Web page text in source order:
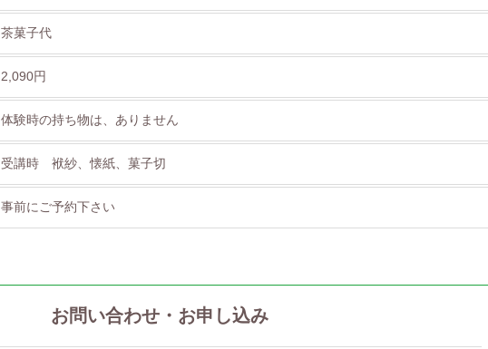
茶菓子代
2,090円
体験時の持ち物は、ありません
受講時 袱紗、懐紙、菓子切
事前にご予約下さい
お問い合わせ・お申し込み